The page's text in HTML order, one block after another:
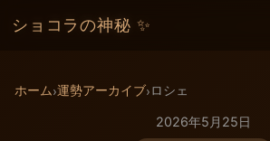
ショコラの神秘 ✨
ホーム›運勢アーカイブ›ロシェ
2026年5月25日